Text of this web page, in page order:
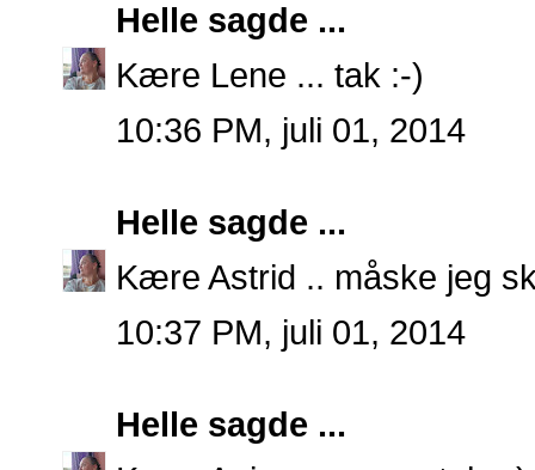
Helle sagde ...
Kære Lene ... tak :-)
10:36 PM, juli 01, 2014
Helle sagde ...
Kære Astrid .. måske jeg
10:37 PM, juli 01, 2014
Helle sagde ...